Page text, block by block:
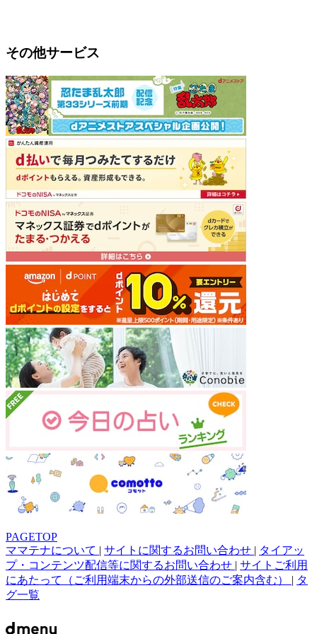
その他サービス
PAGETOP
ママテナについて | サイトに関するお問い合わせ | タイアッ
プ・コンテンツ配信等に関するお問い合わせ | サイトご利用
にあたって（ご利用端末からの外部送信のご案内含む） | タ
グ一覧